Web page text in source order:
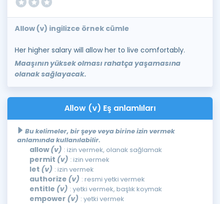
Allow (v) ingilizce örnek cümle
Her higher salary will allow her to live comfortably.
Maaşının yüksek olması rahatça yaşamasına
olanak sağlayacak.
Allow (v) Eş anlamlıları
Bu kelimeler, bir şeye veya birine izin vermek
anlamında kullanılabilir.
allow(v) : izin vermek, olanak sağlamak
permit (v) : izin vermek
let (v) : izin vermek
authorize (v) : resmi yetki vermek
entitle (v) : yetki vermek, başlık koymak
empower (v) : yetki vermek